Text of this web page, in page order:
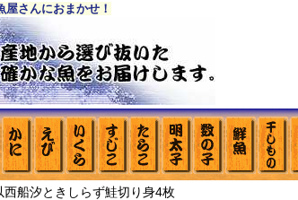
さんにおまかせ！
西船汐ときしらず鮭切り身4枚